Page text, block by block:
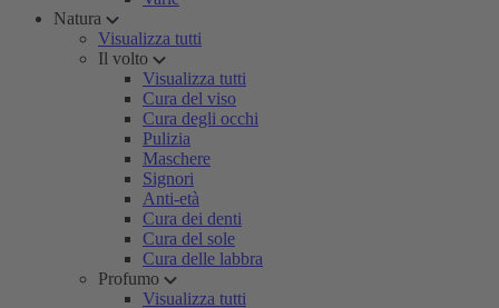
Natura
Visualizza tutti
Il volto
Visualizza tutti
Cura del viso
Cura degli occhi
Pulizia
Maschere
Signori
Anti-età
Cura dei denti
Cura del sole
Cura delle labbra
Profumo
Visualizza tutti